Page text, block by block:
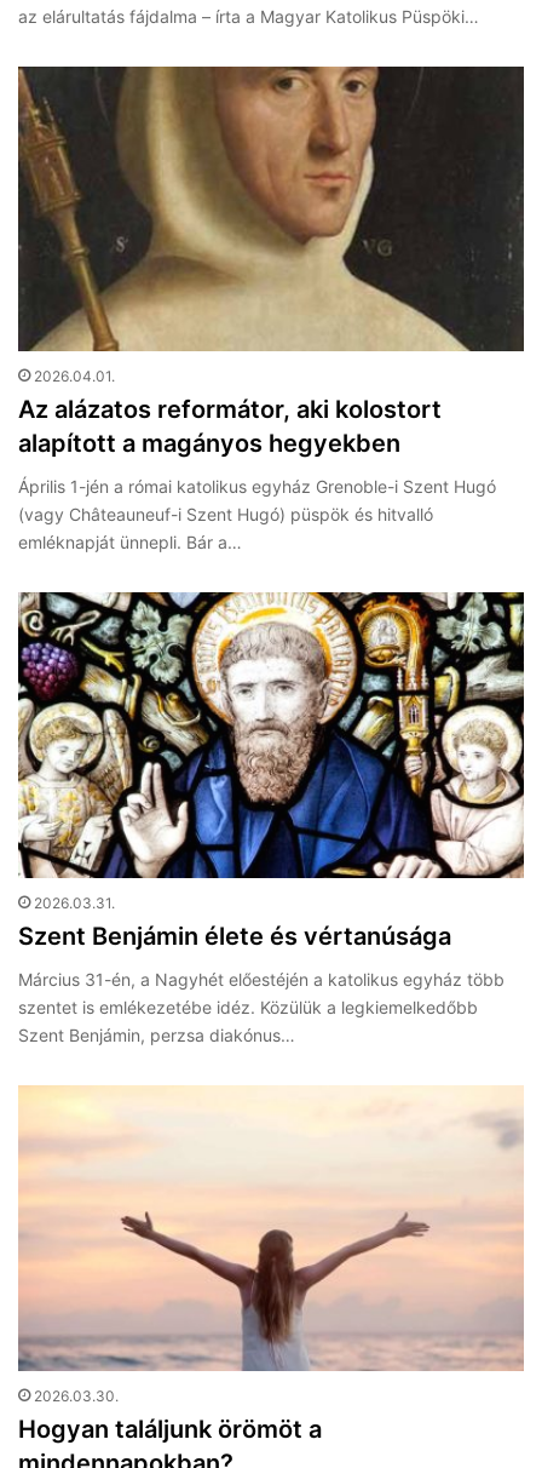
az elárultatás fájdalma – írta a Magyar Katolikus Püspöki…
2026.04.01.
Az alázatos reformátor, aki kolostort
alapított a magányos hegyekben
Április 1-jén a római katolikus egyház Grenoble-i Szent Hugó
(vagy Châteauneuf-i Szent Hugó) püspök és hitvalló
emléknapját ünnepli. Bár a…
2026.03.31.
Szent Benjámin élete és vértanúsága
Március 31-én, a Nagyhét előestéjén a katolikus egyház több
szentet is emlékezetébe idéz. Közülük a legkiemelkedőbb
Szent Benjámin, perzsa diakónus…
2026.03.30.
Hogyan találjunk örömöt a